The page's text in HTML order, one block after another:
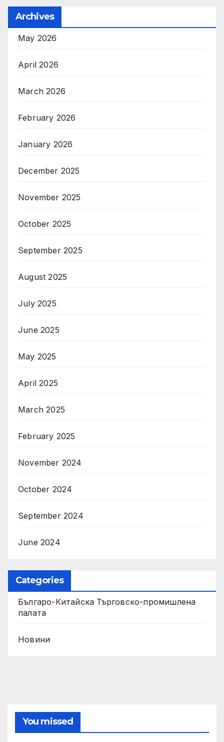
Archives
May 2026
April 2026
March 2026
February 2026
January 2026
December 2025
November 2025
October 2025
September 2025
August 2025
July 2025
June 2025
May 2025
April 2025
March 2025
February 2025
November 2024
October 2024
September 2024
June 2024
Categories
Българо-Китайска Търговско-промишлена
палaта
Новини
You missed